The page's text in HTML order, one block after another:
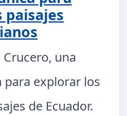
Crucero, una
para explorar los
de Ecuador.